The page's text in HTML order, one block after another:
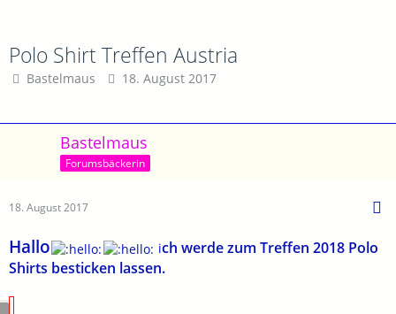
Polo Shirt Treffen Austria
Bastelmaus 18. August 2017
Bastelmaus
Forumsbäckerin
18. August 2017
Hallo ich werde zum Treffen 2018 Polo
Shirts besticken lassen.